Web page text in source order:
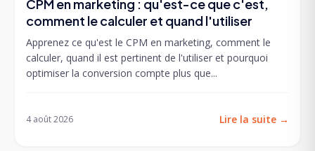
CPM en marketing : qu'est-ce que c'est,
comment le calculer et quand l'utiliser
Apprenez ce qu'est le CPM en marketing, comment le
calculer, quand il est pertinent de l'utiliser et pourquoi
optimiser la conversion compte plus que...
4 août 2026 Lire la suite →